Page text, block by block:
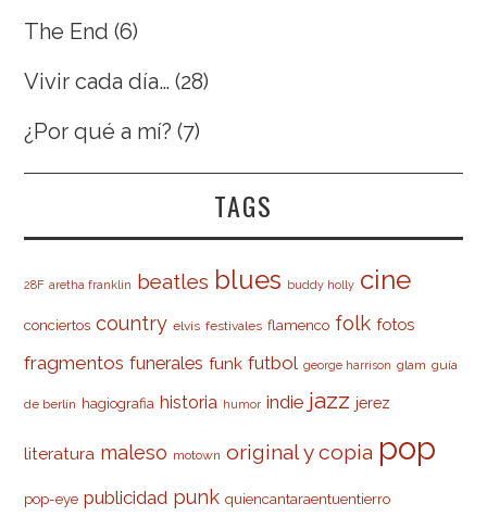
The End (6)
Vivir cada día… (28)
¿Por qué a mí? (7)
TAGS
28F aretha franklin beatles blues buddy holly cine
conciertos country elvis festivales flamenco folk fotos
fragmentos funerales funk futbol george harrison glam guía
de berlín hagiografia historia humor indie jazz jerez
literatura maleso motown original y copia pop
pop-eye publicidad punk quiencantaraentuentierro